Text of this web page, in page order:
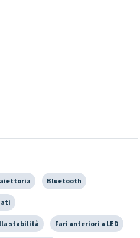
Bluetooth
stabilità Fari anteriori a LED